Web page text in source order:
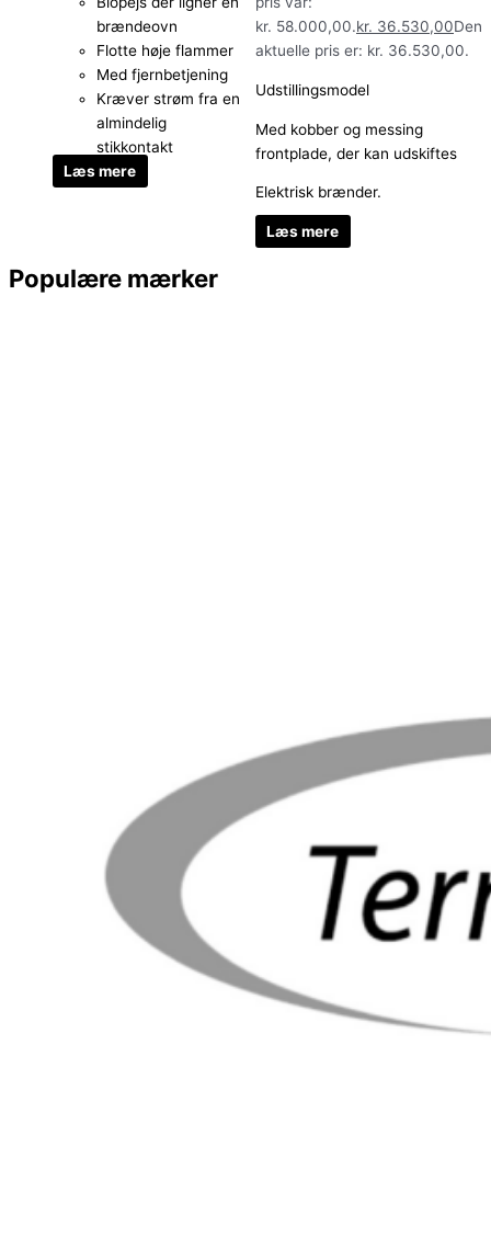
brændeovn
Flotte høje flammer
Med fjernbetjening
Kræver strøm fra en
almindelig
stikkontakt
Læs mere
kr. 58.000,00.kr. 36.530,00Den
aktuelle pris er: kr. 36.530,00.
Udstillingsmodel
Med kobber og messing
frontplade, der kan udskiftes
Elektrisk brænder.
Læs mere
Populære mærker